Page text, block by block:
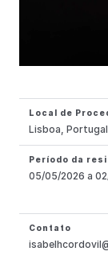
Local de
Lisboa, Portugal
Período da
05/05/2026 a
Contato